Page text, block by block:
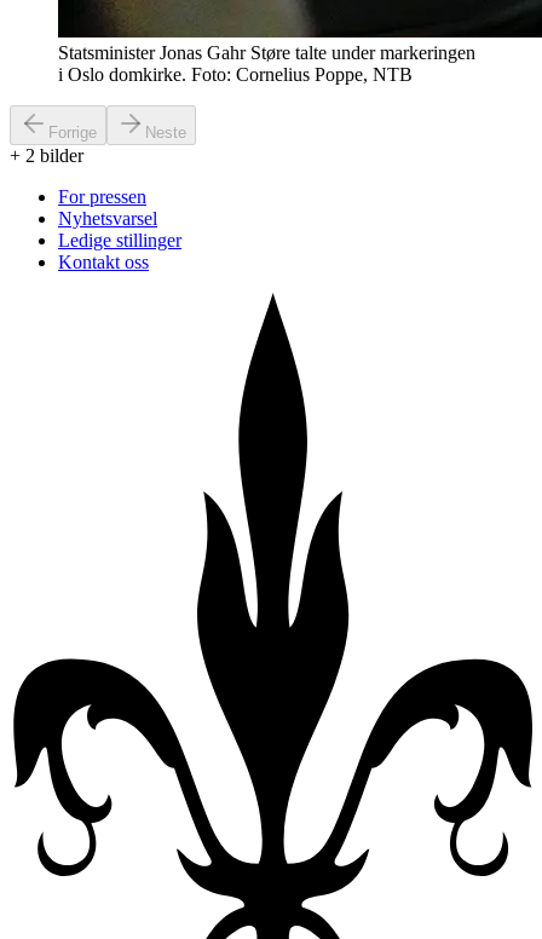
Statsminister Jonas Gahr Støre talte under markeringen
i Oslo domkirke. Foto: Cornelius Poppe, NTB
Forrige Neste
+ 2 bilder
For pressen
Nyhetsvarsel
Ledige stillinger
Kontakt oss